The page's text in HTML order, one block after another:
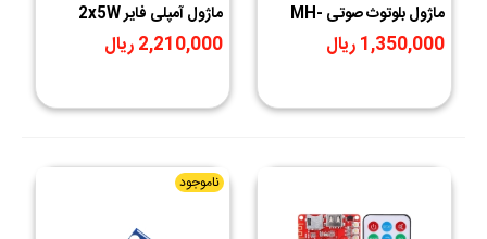
ماژول بلوتوث صوتی MH-
M18
1,350,000 ریال
ماژول آمپلی فایر 2x5W
بلوتوثی مدل CT14+ JZ-
B5W2
2,210,000 ریال
ناموجود